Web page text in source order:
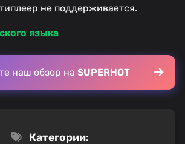
не поддерживается.
языка
наш обзор на SUPERHOT
Категории: